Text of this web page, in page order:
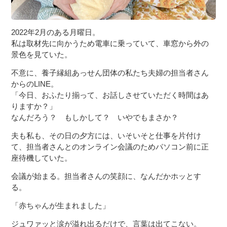
2022年2月のある月曜日。
私は取材先に向かうため電車に乗っていて、車窓から外の
景色を見ていた。
不意に、養子縁組あっせん団体の私たち夫婦の担当者さん
からのLINE。
「今日、おふたり揃って、お話しさせていただく時間はあ
りますか？」
なんだろう？ もしかして？ いやでもまさか？
夫も私も、その日の夕方には、いそいそと仕事を片付け
て、担当者さんとのオンライン会議のためパソコン前に正
座待機していた。
会議が始まる。担当者さんの笑顔に、なんだかホッとす
る。
「赤ちゃんが生まれました」
ジュワァッと涙が溢れ出るだけで、言葉は出てこない。